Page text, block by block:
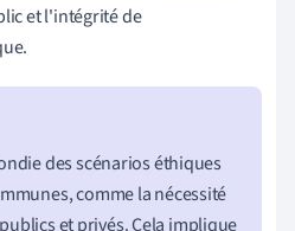
et l'intégrité de
des scénarios éthiques
comme la nécessité
et privés. Cela implique